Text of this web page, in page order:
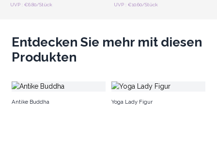
UVP : €6.80/Stück UVP : €10.60/Stück
Entdecken Sie mehr mit diesen
Produkten
Antike Buddha Yoga Lady Figur